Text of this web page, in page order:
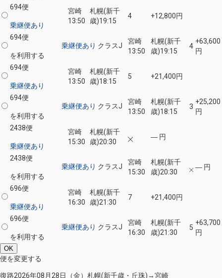
694便
乗継便あり
宮崎
13:50
札幌(新千
歳)19:15
4 +12,800円
694便
乗継便あり クラスJ
を利用する
宮崎
13:50
札幌(新千
歳)19:15
4
+63,600
円
694便
乗継便あり
宮崎
13:50
札幌(新千
歳)18:15
5 +21,400円
694便
乗継便あり クラスJ
を利用する
宮崎
13:50
札幌(新千
歳)18:15
3
+25,200
円
2438便
乗継便あり
宮崎
15:30
札幌(新千
歳)20:30
― 円
2438便
乗継便あり クラスJ
を利用する
宮崎
15:30
札幌(新千
歳)20:30
― 円
696便
乗継便あり
宮崎
16:30
札幌(新千
歳)21:30
7 +21,400円
696便
乗継便あり クラスJ
を利用する
宮崎
16:30
札幌(新千
歳)21:30
5
+63,700
円
OK
便を変更する
復路2026年08月28日（金） 札幌(新千歳・丘珠)→宮崎